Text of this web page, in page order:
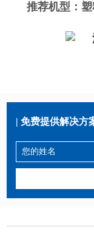
推荐机型：
| 免费提供解决